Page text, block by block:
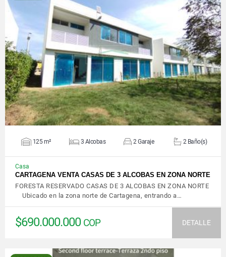
VER DETALLES
125 m² 3 Alcobas 2 Garaje 2 Baño(s)
Casa
CARTAGENA VENTA CASAS DE 3 ALCOBAS EN ZONA NORTE
FORESTA RESERVADO CASAS DE 3 ALCOBAS EN ZONA NORTE
Ubicado en la zona norte de Cartagena, entrando a…
$690.000.000 COP DETALLE